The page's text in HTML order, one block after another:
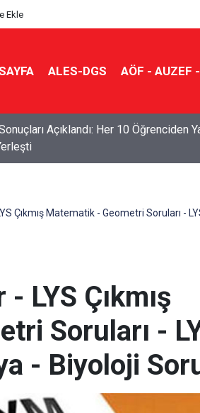
Ekle
ALES-DGS AÖF - AUZEF
Açıklandı: Her 10 Öğrenciden
Çıkmış Matematik - Geometri Soruları -
LYS Çıkmış
Soruları -
- Biyoloji